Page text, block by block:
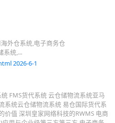
外仓系统,电子商务仓
系统,...
2026-6-1
FMS货代系统 云仓储物流系统亚马
系统云仓储物流系统 易仓国际货代系
价值 深圳皇家网络科技的RWMS 电商